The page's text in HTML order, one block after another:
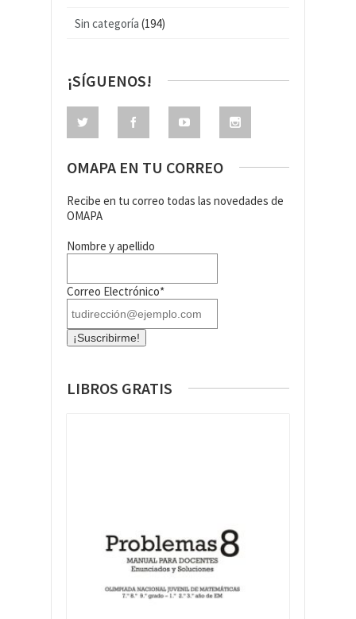
Sin categoría (194)
¡SÍGUENOS!
OMAPA EN TU CORREO
Recibe en tu correo todas las novedades de
OMAPA
Nombre y apellido
Correo Electrónico*
LIBROS GRATIS